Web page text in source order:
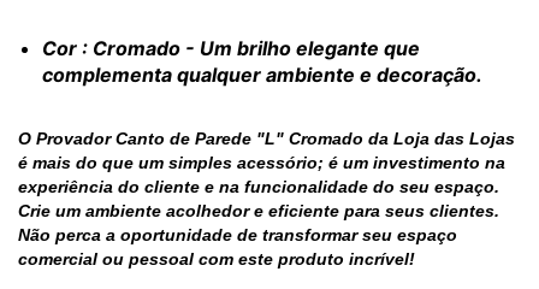
Cor : Cromado - Um brilho elegante que
complementa qualquer ambiente e decoração.
O Provador Canto de Parede "L" Cromado da Loja das Lojas
é mais do que um simples acessório; é um investimento na
experiência do cliente e na funcionalidade do seu espaço.
Crie um ambiente acolhedor e eficiente para seus clientes.
Não perca a oportunidade de transformar seu espaço
comercial ou pessoal com este produto incrível!